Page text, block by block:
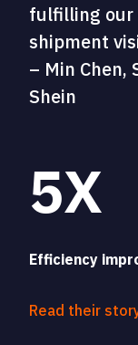
fulfilling our
shipment
– Min Chen,
Shein
5X
Efficiency
Read their